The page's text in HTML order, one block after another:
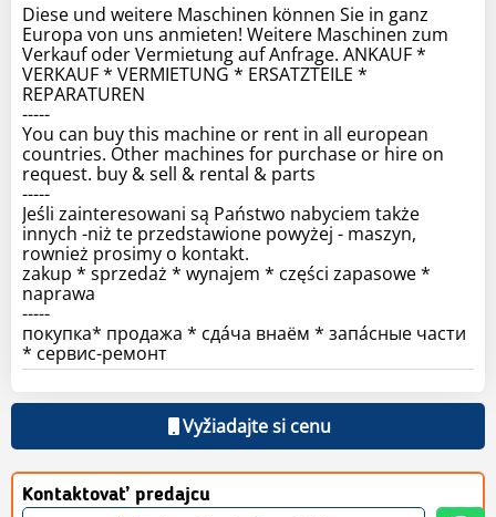
Diese und weitere Maschinen können Sie in ganz
Europa von uns anmieten! Weitere Maschinen zum
Verkauf oder Vermietung auf Anfrage. ANKAUF *
VERKAUF * VERMIETUNG * ERSATZTEILE *
REPARATUREN
-----
You can buy this machine or rent in all european
countries. Other machines for purchase or hire on
request. buy & sell & rental & parts
-----
Jeśli zainteresowani są Państwo nabyciem także
innych -niż te przedstawione powyżej - maszyn,
rownież prosimy o kontakt.
zakup * sprzedaż * wynajem * części zapasowe *
naprawa
-----
покупка* продажа * сдáча внаём * запáсные части
* сервис-ремонт
Vyžiadajte si cenu
Kontaktovať predajcu